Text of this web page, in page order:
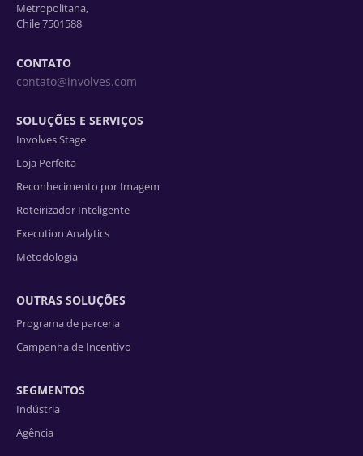
Metropolitana,
Chile 7501588
CONTATO
contato@involves.com
SOLUÇÕES E SERVIÇOS
Involves Stage
Loja Perfeita
Reconhecimento por Imagem
Roteirizador Inteligente
Execution Analytics
Metodologia
OUTRAS SOLUÇÕES
Programa de parceria
Campanha de Incentivo
SEGMENTOS
Indústria
Agência